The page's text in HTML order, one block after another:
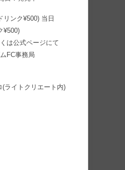
リンク¥500) 当日
¥500)
は公式ページにて
FC事務局
(ライトクリエート内)